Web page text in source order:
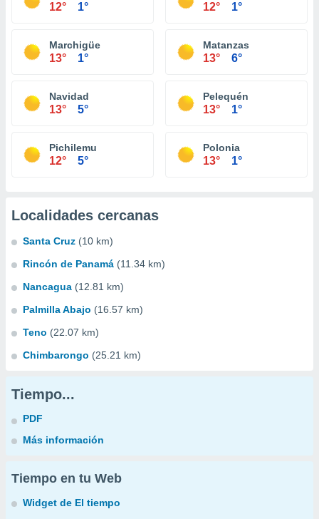
12° 1° 12° 1°
Marchigüe
13° 1°
Matanzas
13° 6°
Navidad
13° 5°
Pelequén
13° 1°
Pichilemu
12° 5°
Polonia
13° 1°
Localidades cercanas
Santa Cruz (10 km)
Rincón de Panamá (11.34 km)
Nancagua (12.81 km)
Palmilla Abajo (16.57 km)
Teno (22.07 km)
Chimbarongo (25.21 km)
Tiempo...
PDF
Más información
Tiempo en tu Web
Widget de El tiempo